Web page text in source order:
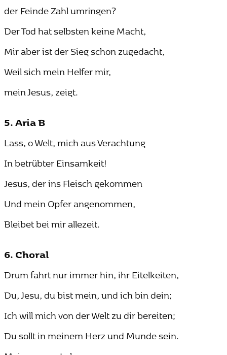
der Feinde Zahl umringen?
Der Tod hat selbsten keine Macht,
Mir aber ist der Sieg schon zugedacht,
Weil sich mein Helfer mir,
mein Jesus, zeigt.
5. Aria B
Lass, o Welt, mich aus Verachtung
In betrübter Einsamkeit!
Jesus, der ins Fleisch gekommen
Und mein Opfer angenommen,
Bleibet bei mir allezeit.
6. Choral
Drum fahrt nur immer hin, ihr Eitelkeiten,
Du, Jesu, du bist mein, und ich bin dein;
Ich will mich von der Welt zu dir bereiten;
Du sollt in meinem Herz und Munde sein.